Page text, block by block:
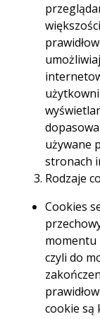
określonym
korzyści w
Warto
używane
stronach
Rodzaje
Cookies
momentu
czyli do
cookie są